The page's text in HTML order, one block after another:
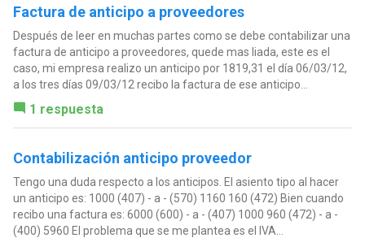
Factura de anticipo a proveedores
Después de leer en muchas partes como se debe contabilizar una
factura de anticipo a proveedores, quede mas liada, este es el
caso, mi empresa realizo un anticipo por 1819,31 el día 06/03/12,
a los tres días 09/03/12 recibo la factura de ese anticipo...
1 respuesta
Contabilización anticipo proveedor
Tengo una duda respecto a los anticipos. El asiento tipo al hacer
un anticipo es: 1000 (407) - a - (570) 1160 160 (472) Bien cuando
recibo una factura es: 6000 (600) - a - (407) 1000 960 (472) - a -
(400) 5960 El problema que se me plantea es el IVA...